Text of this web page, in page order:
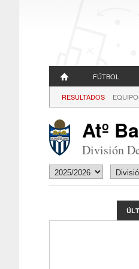
FÚTBOL
RESULTADOS
Atº
División